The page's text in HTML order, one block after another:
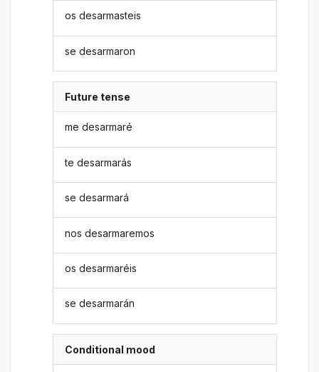
os desarmasteis
se desarmaron
Future tense
me desarmaré
te desarmarás
se desarmará
nos desarmaremos
os desarmaréis
se desarmarán
Conditional mood